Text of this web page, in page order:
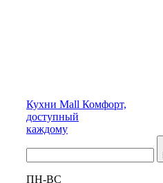
Кухни Mall Комфорт,
доступный
каждому
ПН-ВС